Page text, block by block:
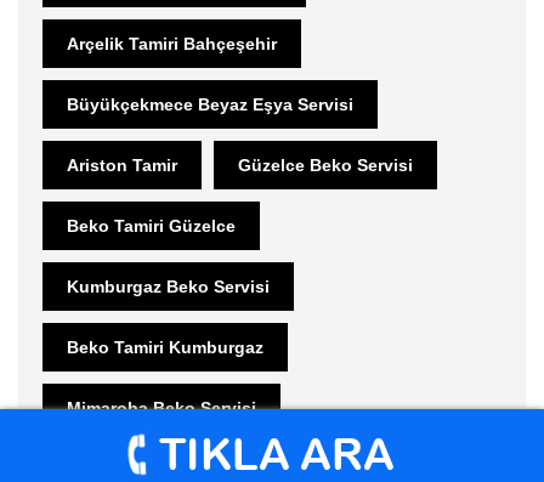
Arçelik Tamiri Bahçeşehir
Büyükçekmece Beyaz Eşya Servisi
Ariston Tamir Güzelce Beko Servisi
Beko Tamiri Güzelce
Kumburgaz Beko Servisi
Beko Tamiri Kumburgaz
Mimaroba Beko Servisi
Beko Tamiri Mimaroba